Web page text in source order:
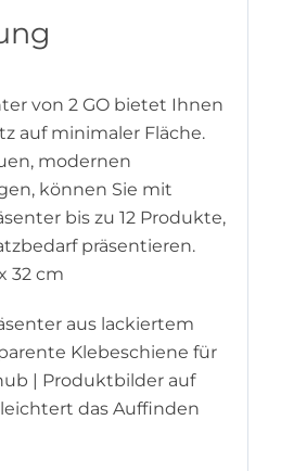
von 2 GO bietet Ihnen
auf minimaler Fläche.
modernen
können Sie mit
bis zu 12 Produkte,
präsentieren.
32 cm
aus lackiertem
Klebeschiene für
| Produktbilder auf
das Auffinden